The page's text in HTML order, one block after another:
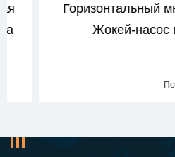
Горизонтальный
Жокей-насос